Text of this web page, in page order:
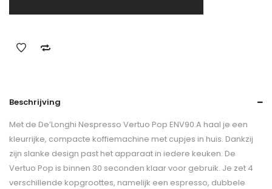
Beschrijving
Met de De’Longhi Nespresso Vertuo Pop ENV90.A haal je een
kleurrijke, compacte koffiemachine met cupjes in huis. Dankzij
zijn slanke design past het apparaat in iedere keuken. De
Vertuo Pop is binnen 30 seconden klaar voor gebruik. Je zet 4
verschillende kopgroottes, namelijk een espresso, dubbele